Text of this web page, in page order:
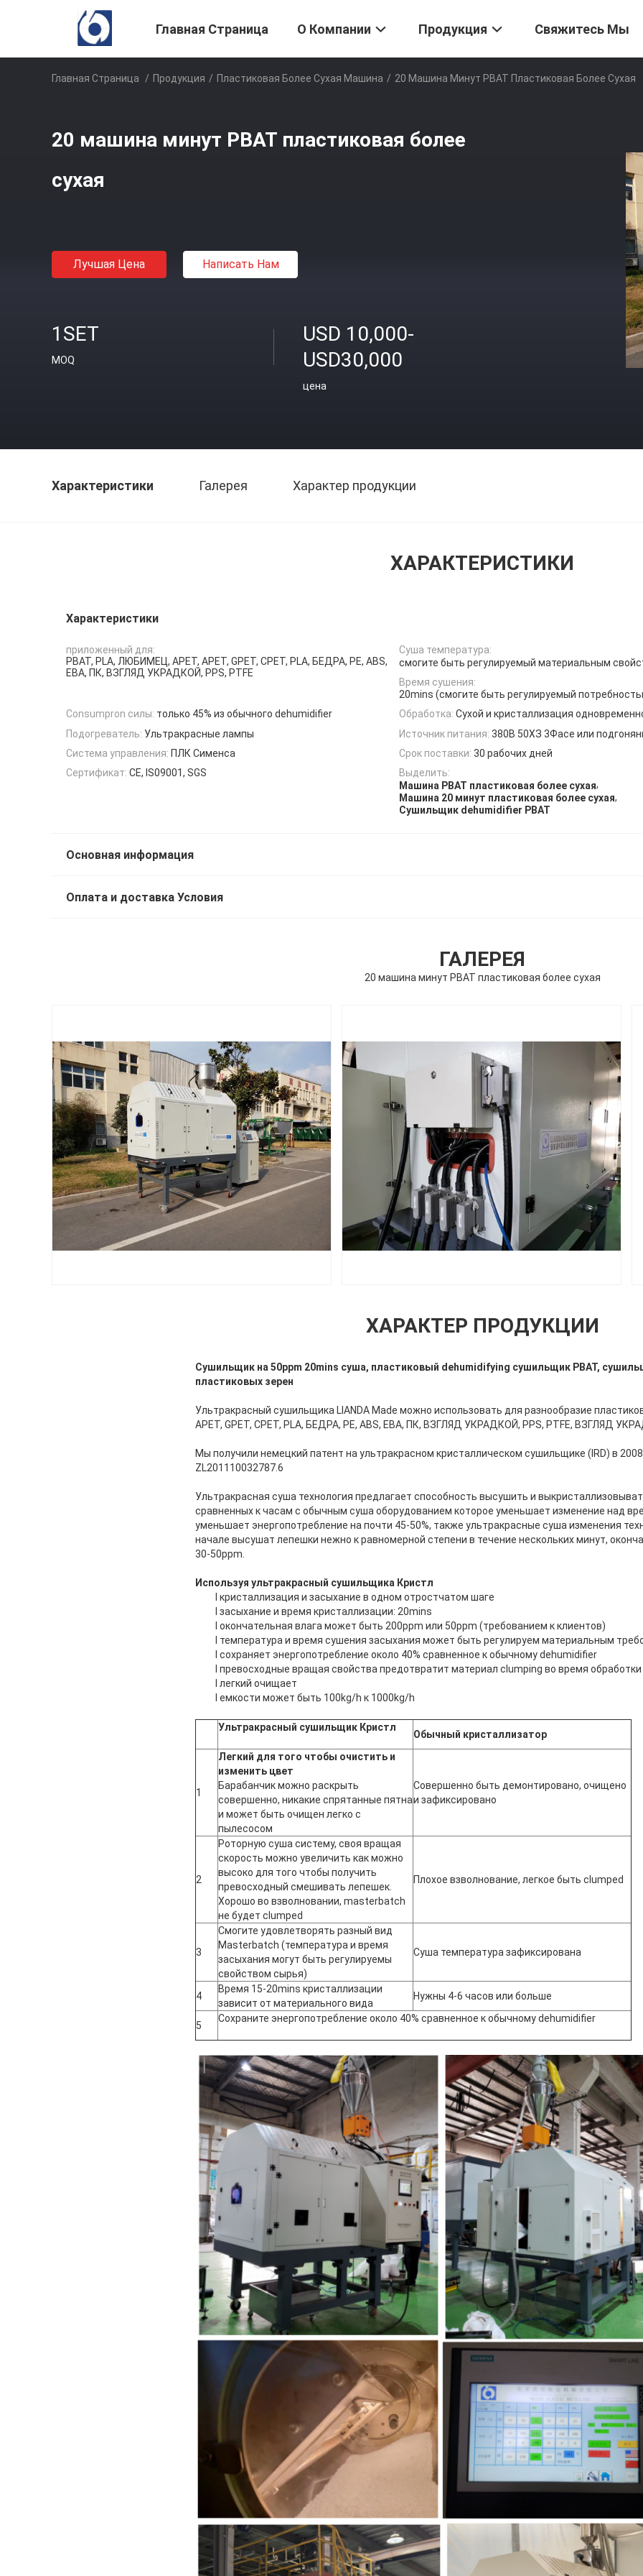
Главная Страница О Компании Продукция Свяжитесь Мы
Главная Страница / Продукция / Пластиковая Более Сухая Машина / 20 Машина Минут PBAT Пластиковая Более Сухая
20 машина минут PBAT пластиковая более
сухая
Лучшая Цена Написать Нам
1SET
MOQ
USD 10,000-
USD30,000
цена
Характеристики Галерея Характер продукции
ХАРАКТЕРИСТИКИ
Характеристики
приложенный для:
PBAT, PLA, ЛЮБИМЕЦ, APET, APET, GPET, CPET, PLA, БЕДРА, PE, ABS,
ЕВА, ПК, ВЗГЛЯД УКРАДКОЙ, PPS, PTFE
Суша температура:
смогите быть регулируемый материальным
Время сушения:
20mins (смогите быть регулируемый
Consumpron силы: только 45% из обычного dehumidifier Обработка: Сухой и кристаллизация
Подогреватель: Ультракрасные лампы Источник питания: 380В 50ХЗ 3Фасе или
Система управления: ПЛК Сименса Срок поставки: 30 рабочих дней
Сертификат: CE, IS09001, SGS
Выделить:
Машина PBAT пластиковая более сухая,
Машина 20 минут пластиковая более сухая,
Сушильщик dehumidifier PBAT
Основная информация
Оплата и доставка Условия
ГАЛЕРЕЯ
20 машина минут PBAT пластиковая более сухая
ХАРАКТЕР ПРОДУКЦИИ
Сушильщик на 50ppm 20mins суша, пластиковый dehumidifying сушильщик PBAT,
пластиковых зерен
Ультракрасный сушильщика LIANDA Made можно использовать для разнообразие
APET, GPET, CPET, PLA, БЕДРА, PE, ABS, ЕВА, ПК, ВЗГЛЯД УКРАДКОЙ, PPS, PTFE, ВЗГЛЯД
Мы получили немецкий патент на ультракрасном кристаллическом сушильщике (IRD) в
ZL201110032787.6
Ультракрасная суша технология предлагает способность высушить и
сравненных к часам с обычным суша оборудованием которое уменьшает изменение над
уменьшает энергопотребление на почти 45-50%, также ультракрасные суша изменения
начале высушат лепешки нежно к равномерной степени в течение нескольких минут,
30-50ppm.
Используя ультракрасный сушильщика Кристл
l кристаллизация и засыхание в одном отростчатом шаге
l засыхание и время кристаллизации: 20mins
l окончательная влага может быть 200ppm или 50ppm (требованием к клиентов)
l температура и время сушения засыхания может быть регулируем материальным
l сохраняет энергопотребление около 40% сравненное к обычному dehumidifier
l превосходные вращая свойства предотвратит материал clumping во время обработки
l легкий очищает
l емкости может быть 100kg/h к 1000kg/h
Ультракрасный сушильщик Кристл
Обычный кристаллизатор
1
Легкий для того чтобы очистить и
изменить цвет
Барабанчик можно раскрыть
совершенно, никакие спрятанные пятна
и может быть очищен легко с
пылесосом
Совершенно быть демонтировано, очищено
и зафиксировано
2
Роторную суша систему, своя вращая
скорость можно увеличить как можно
высоко для того чтобы получить
превосходный смешивать лепешек.
Хорошо во взволновании, masterbatch
не будет clumped
Плохое взволнование, легкое быть clumped
3
Смогите удовлетворять разный вид
Masterbatch (температура и время
засыхания могут быть регулируемы
свойством сырья)
Суша температура зафиксирована
4
Время 15-20mins кристаллизации
зависит от материального вида
Нужны 4-6 часов или больше
5
Сохраните энергопотребление около 40% сравненное к обычному dehumidifier